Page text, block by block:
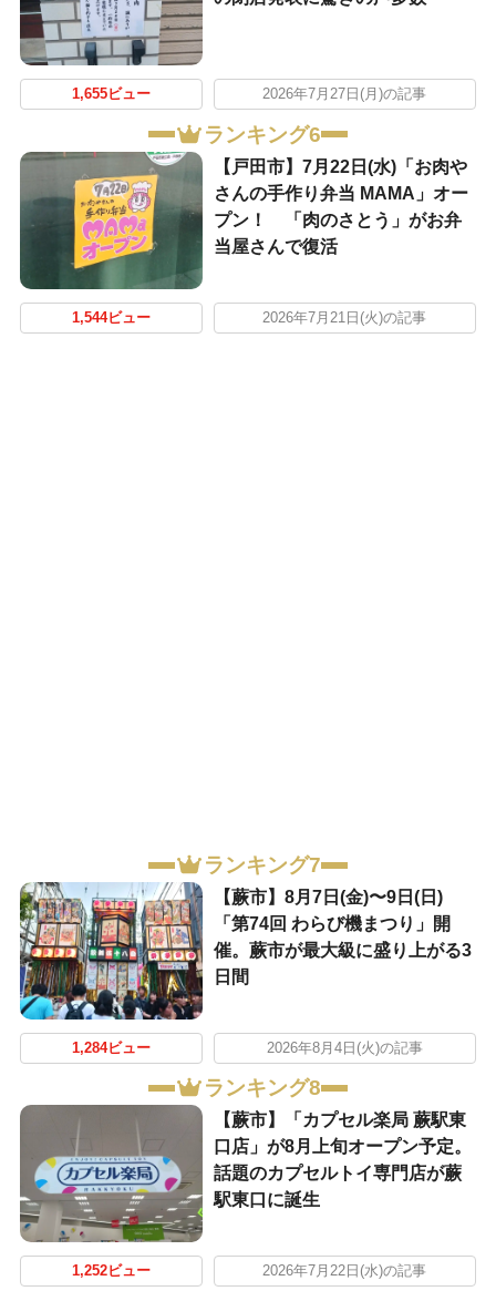
1,655ビュー 2026年7月27日(月)の記事
ランキング6
【戸田市】7月22日(水)「お肉や
さんの手作り弁当 MAMA」オー
プン！ 「肉のさとう」がお弁
当屋さんで復活
1,544ビュー 2026年7月21日(火)の記事
ランキング7
【蕨市】8月7日(金)〜9日(日)
「第74回 わらび機まつり」開
催。蕨市が最大級に盛り上がる3
日間
1,284ビュー 2026年8月4日(火)の記事
ランキング8
【蕨市】「カプセル楽局 蕨駅東
口店」が8月上旬オープン予定。
話題のカプセルトイ専門店が蕨
駅東口に誕生
1,252ビュー 2026年7月22日(水)の記事